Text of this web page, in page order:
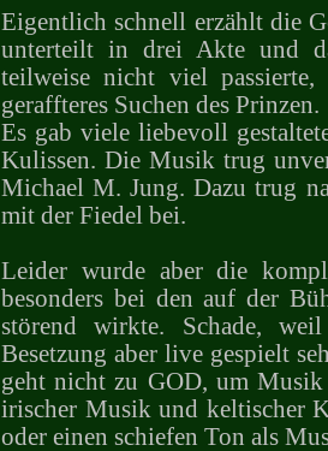
Eigentlich schnell erzählt die
unterteilt in drei Akte und
teilweise nicht viel
geraffteres Suchen des Prinzen.
Es gab viele liebevoll
Kulissen. Die Musik trug
Michael M. Jung. Dazu trug
mit der Fiedel bei.
Leider wurde aber die
besonders bei den auf der
störend wirkte. Schade,
Besetzung aber live gespielt
geht nicht zu GOD, um
irischer Musik und keltischer
oder einen schiefen Ton als